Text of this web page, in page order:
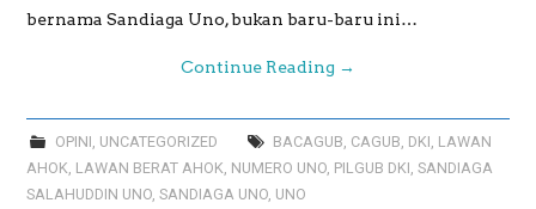
bernama Sandiaga Uno, bukan baru-baru ini…
Continue Reading →
OPINI, UNCATEGORIZED BACAGUB, CAGUB, DKI, LAWAN
AHOK, LAWAN BERAT AHOK, NUMERO UNO, PILGUB DKI,SANDIAGA
SALAHUDDIN UNO,SANDIAGA UNO, UNO